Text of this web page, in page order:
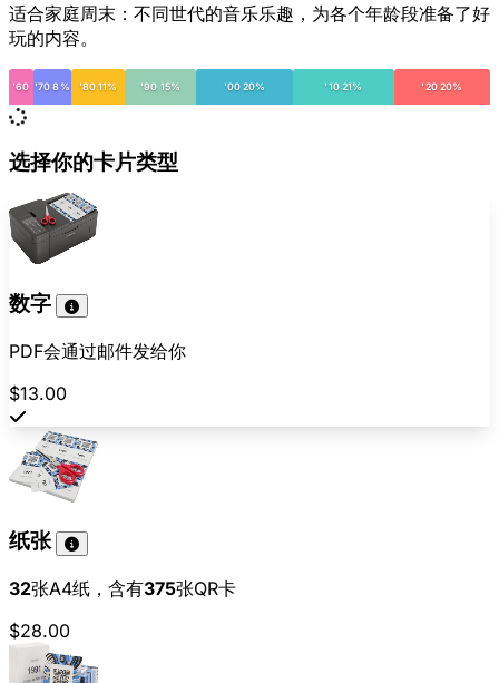
适合家庭周末：不同世代的音乐乐趣，为各个年龄段准备了好
玩的内容。
'60 '70 8% '80 11% '90 15% '00 20% '10 21% '20 20%
选择你的卡片类型
数字
PDF会通过邮件发给你
$13.00
纸张
32张A4纸，含有375张QR卡
$28.00